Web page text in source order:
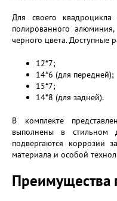
Для своего
полированного
черного цвета. Доступные
12*7;
14*6 (для передней);
15*7;
14*8 (для задней).
В комплекте
выполнены в стильном
подвергаются коррозии
материала и особой
Преимущества